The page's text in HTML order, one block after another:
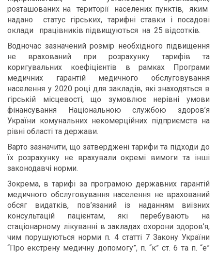
розташованих на території населених пунктів, яким
надано статус гірських, тарифні ставки і посадові
оклади працівників підвищуються на 25 відсотків.
Водночас зазначений розмір необхідного підвищення
не врахований при розрахунку тарифів та
коригувальних коефіцієнтів в рамках Програми
медичних гарантій медичного обслуговування
населення у 2020 році для закладів, які знаходяться в
гірській місцевості, що зумовлює нерівні умови
фінансування Національною службою здоров’я
України комунальних некомерційних підприємств на
рівні області та держави.
Варто зазначити, що затверджені тарифи та підходи до
їх розрахунку не врахували окремі вимоги та інші
законодавчі норми.
Зокрема, в тарифі за програмою державних гарантій
медичного обслуговування населення не врахований
обсяг видатків, пов’язаний із наданням виїзних
консультацій пацієнтам, які перебувають на
стаціонарному лікуванні в закладах охорони здоров’я,
чим порушуються норми п. 4 статті 7 Закону України
“Про екстрену медичну допомогу”, п. “к” ст. 6 та п. “е”